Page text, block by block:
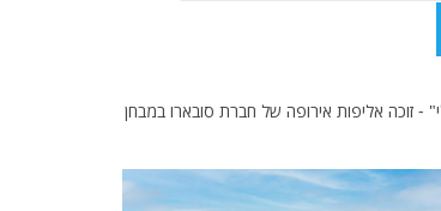
- זוכה אליפות אירופה של חברת סובארו במבחן